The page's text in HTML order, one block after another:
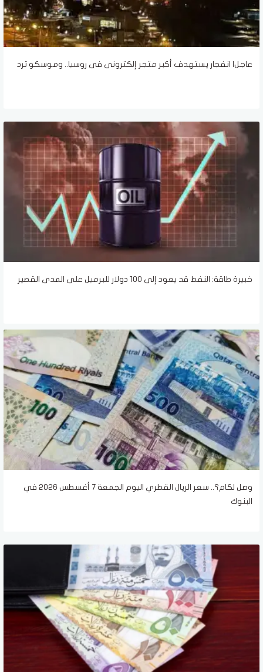
عاجل| انفجار يستهدف أكبر متجر إلكترونى فى روسيا.. وموسكو ترد
خبيرة طاقة: النفط قد يعود إلى 100 دولار للبرميل على المدى القصير
وصل لكام؟.. سعر الريال القطري اليوم الجمعة 7 أغسطس 2026 في
البنوك